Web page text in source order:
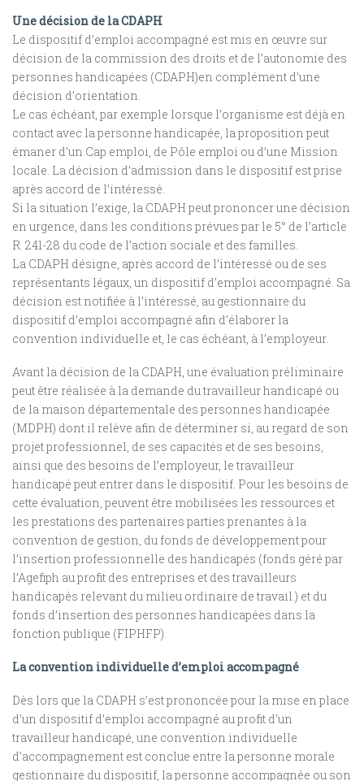
Une décision de la CDAPH
Le dispositif d’emploi accompagné est mis en œuvre sur
décision de la commission des droits et de l’autonomie des
personnes handicapées (CDAPH)en complément d’une
décision d’orientation.
Le cas échéant, par exemple lorsque l’organisme est déjà en
contact avec la personne handicapée, la proposition peut
émaner d’un Cap emploi, de Pôle emploi ou d’une Mission
locale. La décision d’admission dans le dispositif est prise
après accord de l’intéressé.
Si la situation l’exige, la CDAPH peut prononcer une décision
en urgence, dans les conditions prévues par le 5° de l’article
R. 241-28 du code de l’action sociale et des familles.
La CDAPH désigne, après accord de l’intéressé ou de ses
représentants légaux, un dispositif d’emploi accompagné. Sa
décision est notifiée à l’intéressé, au gestionnaire du
dispositif d’emploi accompagné afin d’élaborer la
convention individuelle et, le cas échéant, à l’employeur.
Avant la décision de la CDAPH, une évaluation préliminaire
peut être réalisée à la demande du travailleur handicapé ou
de la maison départementale des personnes handicapée
(MDPH) dont il relève afin de déterminer si, au regard de son
projet professionnel, de ses capacités et de ses besoins,
ainsi que des besoins de l’employeur, le travailleur
handicapé peut entrer dans le dispositif. Pour les besoins de
cette évaluation, peuvent être mobilisées les ressources et
les prestations des partenaires parties prenantes à la
convention de gestion, du fonds de développement pour
l’insertion professionnelle des handicapés (fonds géré par
l’Agefiph au profit des entreprises et des travailleurs
handicapés relevant du milieu ordinaire de travail.) et du
fonds d’insertion des personnes handicapées dans la
fonction publique (FIPHFP).
La convention individuelle d’emploi accompagné
Dès lors que la CDAPH s’est prononcée pour la mise en place
d’un dispositif d’emploi accompagné au profit d’un
travailleur handicapé, une convention individuelle
d’accompagnement est conclue entre la personne morale
gestionnaire du dispositif, la personne accompagnée ou son